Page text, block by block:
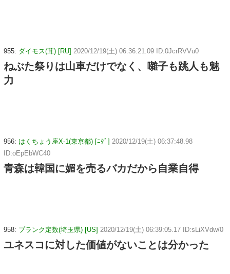
955: ダイモス(茸) [RU] 2020/12/19(土) 06:36:21.09 ID:0JcrRVVu0
ねぶた祭りは山車だけでなく、囃子も跳人も魅
力
956: はくちょう座X-1(東京都) [ﾆﾀﾞ] 2020/12/19(土) 06:37:48.98
ID:oEpEbWC40
青森は韓国に媚を売るバカだから自業自得
958: プランク定数(埼玉県) [US] 2020/12/19(土) 06:39:05.17 ID:sLiXVdw/0
ユネスコに対した価値がないことは分かった